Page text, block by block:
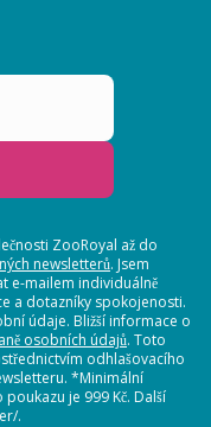
ZooRoyal až do
newsletterů. Jsem
e-mailem individuálně
a dotazníky spokojenosti.
údaje. Bližší informace o
osobních údajů. Toto
odhlašovacího
*Minimální
je 999 Kč. Další
.